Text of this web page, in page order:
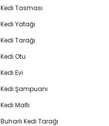
Kedi Tasması
Kedi Yatağı
Kedi Tarağı
Kedi Otu
Kedi Evi
Kedi Şampuanı
Kedi Maltı
Buharlı Kedi Tarağı